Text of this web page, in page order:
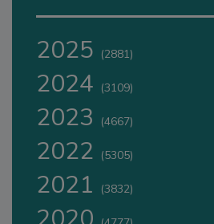
2025 (2881)
2024 (3109)
2023 (4667)
2022 (5305)
2021 (3832)